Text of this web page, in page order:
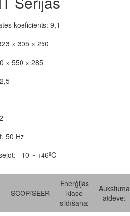
koeficients: 9,1
× 305 × 250
× 550 × 285
50 Hz
–10 ~ +46ºC
SCOP/SEER
Enerģijas
klase
sildīšanā:
Aukstuma
atdeve: